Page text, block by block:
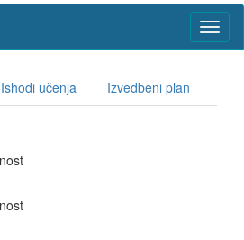
Ishodi učenja Izvedbeni plan